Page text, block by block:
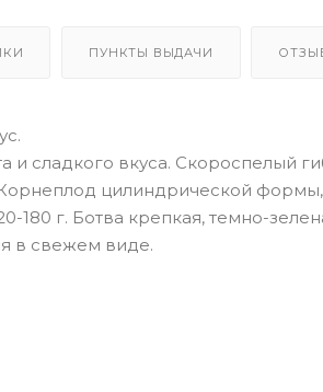
ПУНКТЫ ВЫДАЧИ
сладкого вкуса. Скороспелый
цилиндрической
180 г. Ботва крепкая, темно-
в свежем виде.